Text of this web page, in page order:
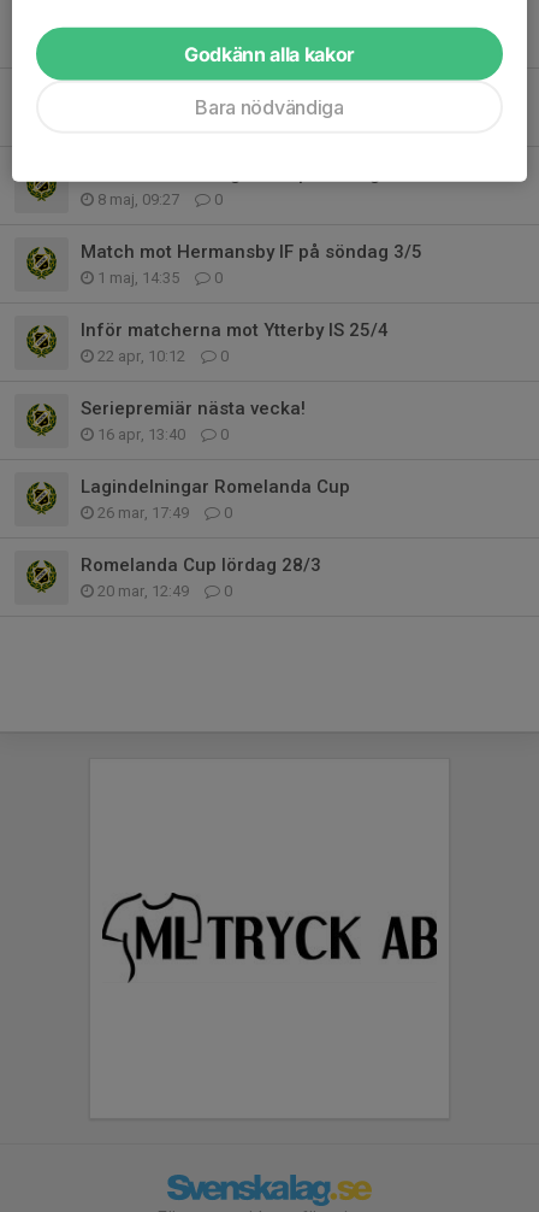
0
8 maj, 09:27 0
Match mot Hermansby IF på söndag 3/5
1 maj, 14:35 0
Inför matcherna mot Ytterby IS 25/4
22 apr, 10:12 0
Seriepremiär nästa vecka!
16 apr, 13:40 0
Lagindelningar Romelanda Cup
26 mar, 17:49 0
Romelanda Cup lördag 28/3
20 mar, 12:49 0
Godkänn alla kakor
Bara nödvändiga